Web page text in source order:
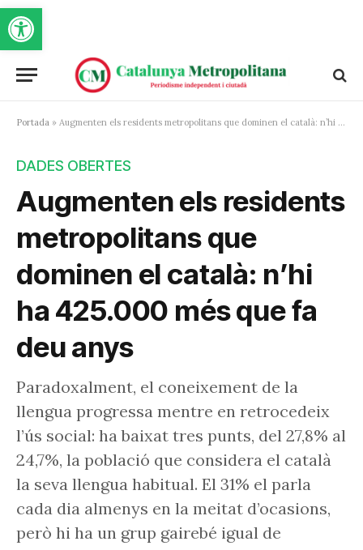
Obre la barra d'eines
Portada » Augmenten els residents metropolitans que dominen el català: n’hi ha 425.000 més que fa deu anys
DADES OBERTES
Augmenten els residents
metropolitans que
dominen el català: n’hi
ha 425.000 més que fa
deu anys
Paradoxalment, el coneixement de la
llengua progressa mentre en retrocedeix
l’ús social: ha baixat tres punts, del 27,8% al
24,7%, la població que considera el català
la seva llengua habitual. El 31% el parla
cada dia almenys en la meitat d’ocasions,
però hi ha un grup gairebé igual de